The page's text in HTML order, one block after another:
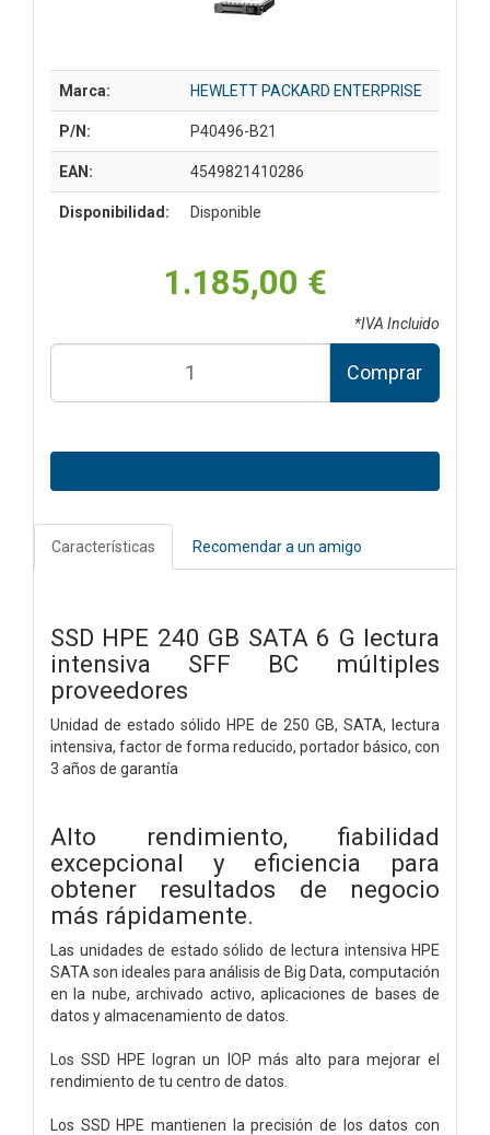
Marca: HEWLETT PACKARD ENTERPRISE
P/N: P40496-B21
EAN: 4549821410286
Disponibilidad: Disponible
1.185,00 €
*IVA Incluido
Comprar
Características Recomendar a un amigo
SSD HPE 240 GB SATA 6 G lectura
intensiva SFF BC múltiples
proveedores
Unidad de estado sólido HPE de 250 GB, SATA, lectura
intensiva, factor de forma reducido, portador básico, con
3 años de garantía
Alto rendimiento, fiabilidad
excepcional y eficiencia para
obtener resultados de negocio
más rápidamente.
Las unidades de estado sólido de lectura intensiva HPE
SATA son ideales para análisis de Big Data, computación
en la nube, archivado activo, aplicaciones de bases de
datos y almacenamiento de datos.
Los SSD HPE logran un IOP más alto para mejorar el
rendimiento de tu centro de datos.
Los SSD HPE mantienen la precisión de los datos con